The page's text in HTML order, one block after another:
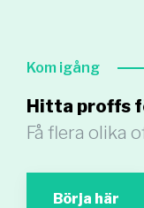
Kom igång
Hitta proffs
Få flera olika
Börja här